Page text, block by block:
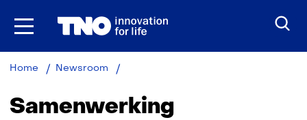
Ga
Home Newsroom
versnelt
energietransitie
Samenwerking